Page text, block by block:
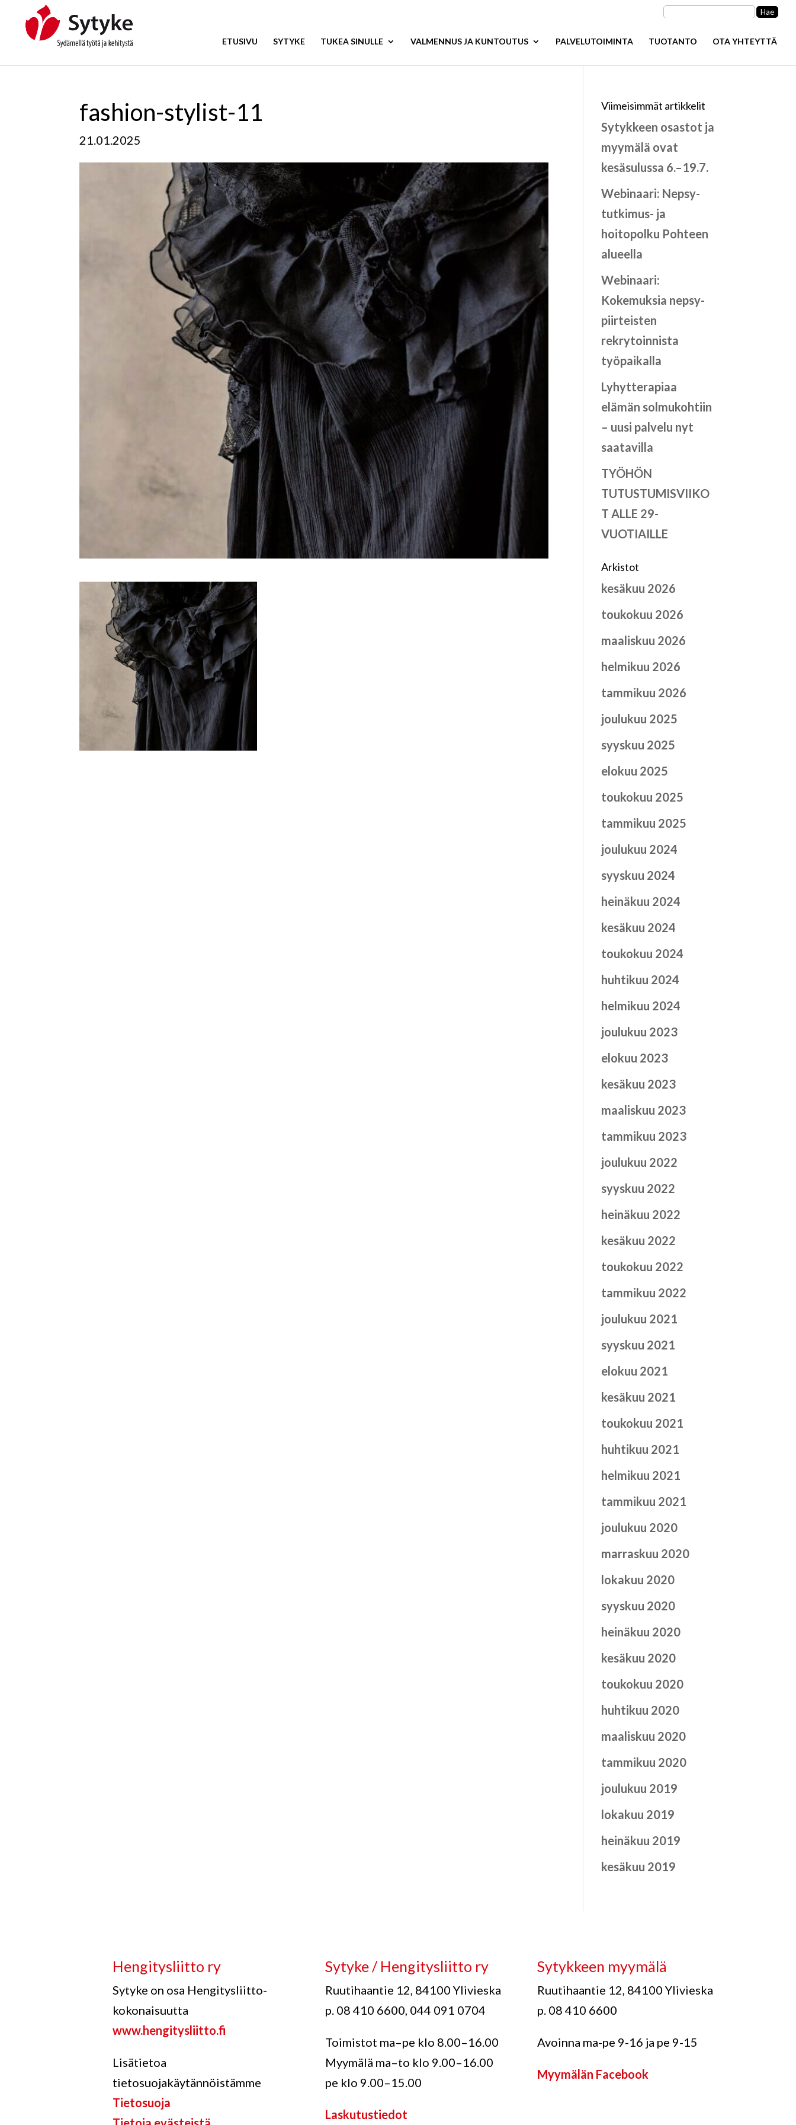
content
Haku:
ETUSIVU SYTYKE TUKEA SINULLE VALMENNUS JA KUNTOUTUS PALVELUTOIMINTA TUOTANTO OTA YHTEYTTÄ
fashion-stylist-11
21.01.2025
Viimeisimmät artikkelit
Sytykkeen osastot ja
myymälä ovat
kesäsulussa 6.–19.7.
Webinaari: Nepsy-
tutkimus- ja
hoitopolku Pohteen
alueella
Webinaari:
Kokemuksia nepsy-
piirteisten
rekrytoinnista
työpaikalla
Lyhytterapiaa
elämän solmukohtiin
– uusi palvelu nyt
saatavilla
TYÖHÖN
TUTUSTUMISVIIKO
T ALLE 29-
VUOTIAILLE
Arkistot
kesäkuu 2026
toukokuu 2026
maaliskuu 2026
helmikuu 2026
tammikuu 2026
joulukuu 2025
syyskuu 2025
elokuu 2025
toukokuu 2025
tammikuu 2025
joulukuu 2024
syyskuu 2024
heinäkuu 2024
kesäkuu 2024
toukokuu 2024
huhtikuu 2024
helmikuu 2024
joulukuu 2023
elokuu 2023
kesäkuu 2023
maaliskuu 2023
tammikuu 2023
joulukuu 2022
syyskuu 2022
heinäkuu 2022
kesäkuu 2022
toukokuu 2022
tammikuu 2022
joulukuu 2021
syyskuu 2021
elokuu 2021
kesäkuu 2021
toukokuu 2021
huhtikuu 2021
helmikuu 2021
tammikuu 2021
joulukuu 2020
marraskuu 2020
lokakuu 2020
syyskuu 2020
heinäkuu 2020
kesäkuu 2020
toukokuu 2020
huhtikuu 2020
maaliskuu 2020
tammikuu 2020
joulukuu 2019
lokakuu 2019
heinäkuu 2019
kesäkuu 2019
Hengitysliitto ry
Sytyke on osa Hengitysliitto-
kokonaisuutta
www.hengitysliitto.fi
Lisätietoa
tietosuojakäytännöistämme
Tietosuoja
Sytyke / Hengitysliitto ry
Ruutihaantie 12, 84100 Ylivieska
p. 08 410 6600, 044 091 0704
Toimistot ma–pe klo 8.00–16.00
Myymälä ma–to klo 9.00–16.00
pe klo 9.00–15.00
Laskutustiedot
Sytykkeen myymälä
Ruutihaantie 12, 84100 Ylivieska
p. 08 410 6600
Avoinna ma-pe 9-16 ja pe 9-15
Myymälän Facebook